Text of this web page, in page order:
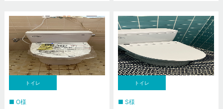
トイレ
O様
トイレ
S様